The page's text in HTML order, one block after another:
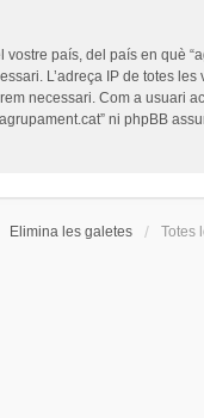
país, del país en què
L’adreça IP de totes les
necessari. Com a usuari
ni phpBB
Elimina les galetes Totes